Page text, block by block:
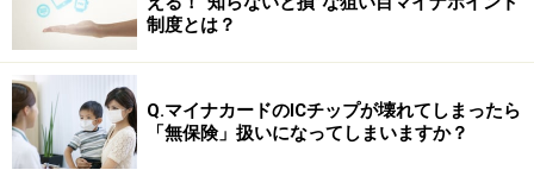
その中でよく尋ねられるのが、「なぜゾンビのようにな
るのか」という質問です。
フェンタニルは、1960年ごろベルギーで合成された麻薬
性鎮痛薬です。現在でも、日本の医療現場においても、
制度とは？
Q.マイナカードのICチップが壊れてしまったら
「無保険」扱いになってしまいますか？